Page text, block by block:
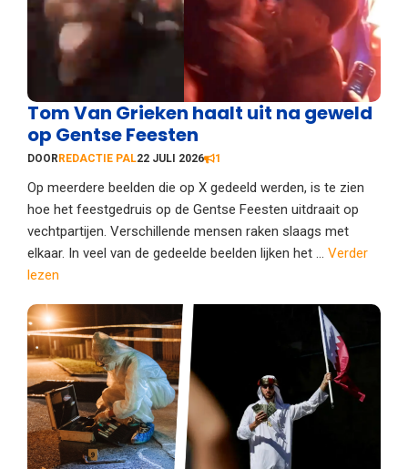
Tom Van Grieken haalt uit na geweld
op Gentse Feesten
DOORREDACTIE PAL22 JULI 2026 1
Op meerdere beelden die op X gedeeld werden, is te zien
hoe het feestgedruis op de Gentse Feesten uitdraait op
vechtpartijen. Verschillende mensen raken slaags met
elkaar. In veel van de gedeelde beelden lijken het ... Verder
lezen